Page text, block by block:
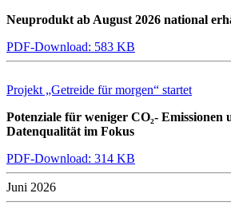
Neuprodukt ab August 2026 national
PDF-Download: 583 KB
Projekt „Getreide für morgen“ startet
Potenziale für weniger CO₂- Emissionen
Datenqualität im Fokus
PDF-Download: 314 KB
Juni 2026